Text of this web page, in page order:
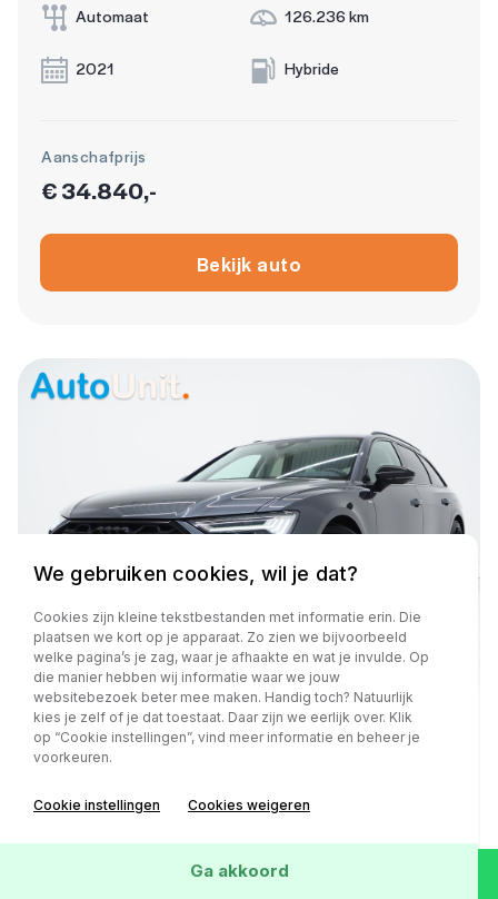
Automaat 126.236 km
2021 Hybride
Aanschafprijs
€ 34.840,-
Bekijk auto
Audi A6
Sportstoelen | HUD | 360 | B&O Audio | Memory |
We gebruiken cookies, wil je dat?
Cookies zijn kleine tekstbestanden met informatie erin. Die
plaatsen we kort op je apparaat. Zo zien we bijvoorbeeld
welke pagina’s je zag, waar je afhaakte en wat je invulde. Op
die manier hebben wij informatie waar we jouw
websitebezoek beter mee maken. Handig toch? Natuurlijk
kies je zelf of je dat toestaat. Daar zijn we eerlijk over. Klik
op “Cookie instellingen”, vind meer informatie en beheer je
voorkeuren.
Cookie instellingen Cookies weigeren
Ga akkoord